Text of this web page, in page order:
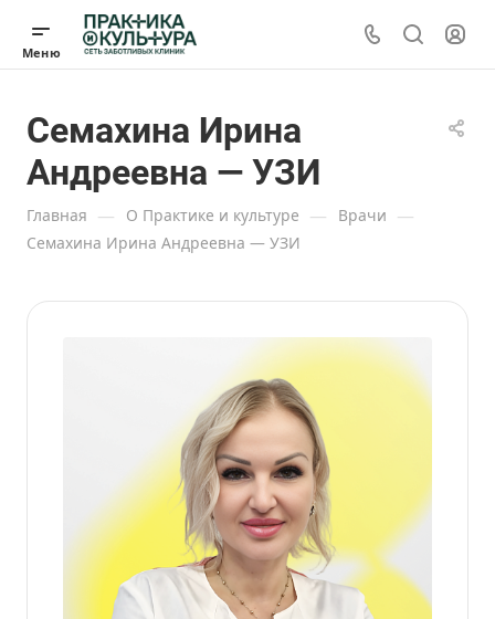
Семахина Ирина
Андреевна — УЗИ
Главная — О Практике и культуре — Врачи —
Семахина Ирина Андреевна — УЗИ